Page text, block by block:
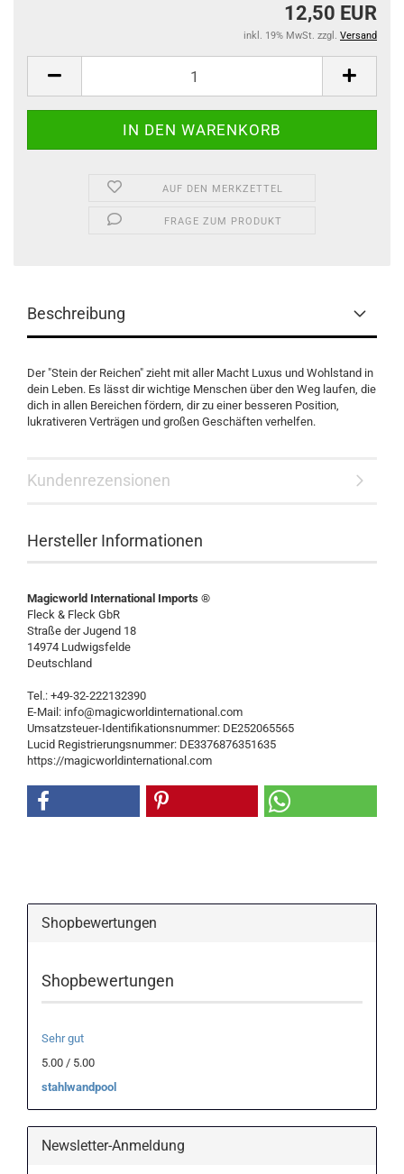
12,50 EUR
inkl. 19% MwSt. zzgl. Versand
AUF DEN MERKZETTEL
FRAGE ZUM PRODUKT
Beschreibung
Der "Stein der Reichen" zieht mit aller Macht Luxus und Wohlstand in
dein Leben. Es lässt dir wichtige Menschen über den Weg laufen, die
dich in allen Bereichen fördern, dir zu einer besseren Position,
lukrativeren Verträgen und großen Geschäften verhelfen.
Kundenrezensionen
Hersteller Informationen
Magicworld International Imports ®
Fleck & Fleck GbR
Straße der Jugend 18
14974 Ludwigsfelde
Deutschland
Tel.: +49-32-222132390
E-Mail: info@magicworldinternational.com
Umsatzsteuer-Identifikationsnummer: DE252065565
Lucid Registrierungsnummer: DE3376876351635
https://magicworldinternational.com
Shopbewertungen
Shopbewertungen
Sehr gut
5.00 / 5.00
stahlwandpool
Newsletter-Anmeldung